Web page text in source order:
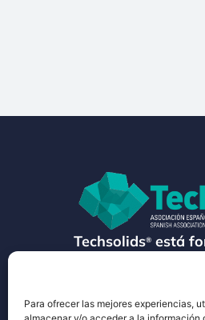
Para ofrecer las mejores experiencias,
Techsolids® está